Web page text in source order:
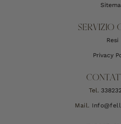
SERVIZIO
Resi
Privacy
Tel.
Mail.